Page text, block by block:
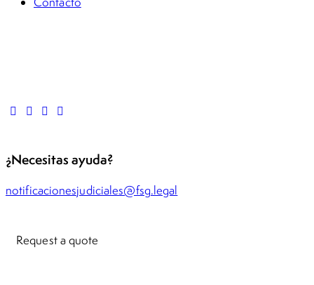
¿Necesitas ayuda?
notificacionesjudiciales@fsg.legal
Request a quote